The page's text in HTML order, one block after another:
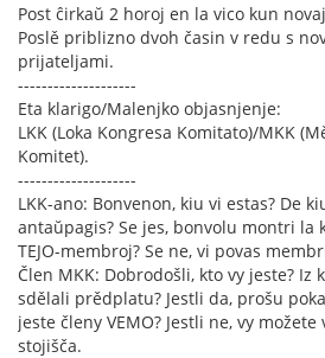
Post ĉirkaŭ 2 horoj en la vico kun
Poslě priblizno dvoh časin v redu s
prijateljami.
--------------------
Eta klarigo/Malenjko objasnjenje:
LKK (Loka Kongresa Komitato)/MKK
Komitet).
--------------------
LKK-ano: Bonvenon, kiu vi estas? De
antaŭpagis? Se jes, bonvolu montri la
TEJO-membroj? Se ne, vi povas
Člen MKK: Dobrodošli, kto vy jeste? Iz
sdělali prědplatu? Jestli da, prošu
jeste členy VEMO? Jestli ne, vy
stojišča.